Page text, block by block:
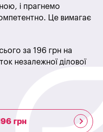
і прагнемо
Це вимагає
за 196 грн на
незалежної ділової
грн